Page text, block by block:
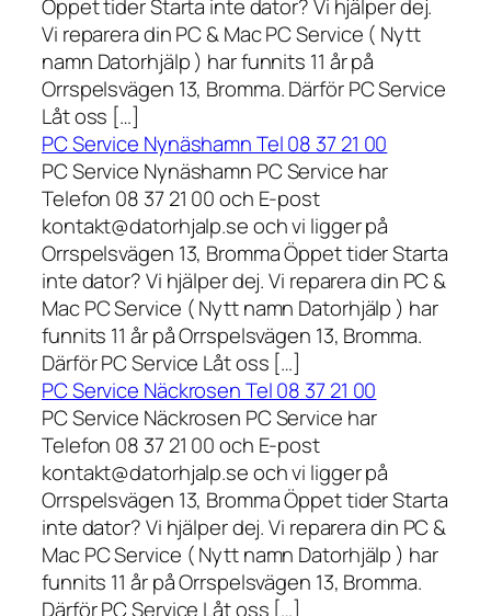
Öppet tider Starta inte dator? Vi hjälper dej.
Vi reparera din PC & Mac PC Service ( Nytt
namn Datorhjälp ) har funnits 11 år på
Orrspelsvägen 13, Bromma. Därför PC Service
Låt oss […]
PC Service Nynäshamn Tel 08 37 21 00
PC Service Nynäshamn PC Service har
Telefon 08 37 21 00 och E-post
kontakt@datorhjalp.se och vi ligger på
Orrspelsvägen 13, Bromma Öppet tider Starta
inte dator? Vi hjälper dej. Vi reparera din PC &
Mac PC Service ( Nytt namn Datorhjälp ) har
funnits 11 år på Orrspelsvägen 13, Bromma.
Därför PC Service Låt oss […]
PC Service Näckrosen Tel 08 37 21 00
PC Service Näckrosen PC Service har
Telefon 08 37 21 00 och E-post
kontakt@datorhjalp.se och vi ligger på
Orrspelsvägen 13, Bromma Öppet tider Starta
inte dator? Vi hjälper dej. Vi reparera din PC &
Mac PC Service ( Nytt namn Datorhjälp ) har
funnits 11 år på Orrspelsvägen 13, Bromma.
Därför PC Service Låt oss […]